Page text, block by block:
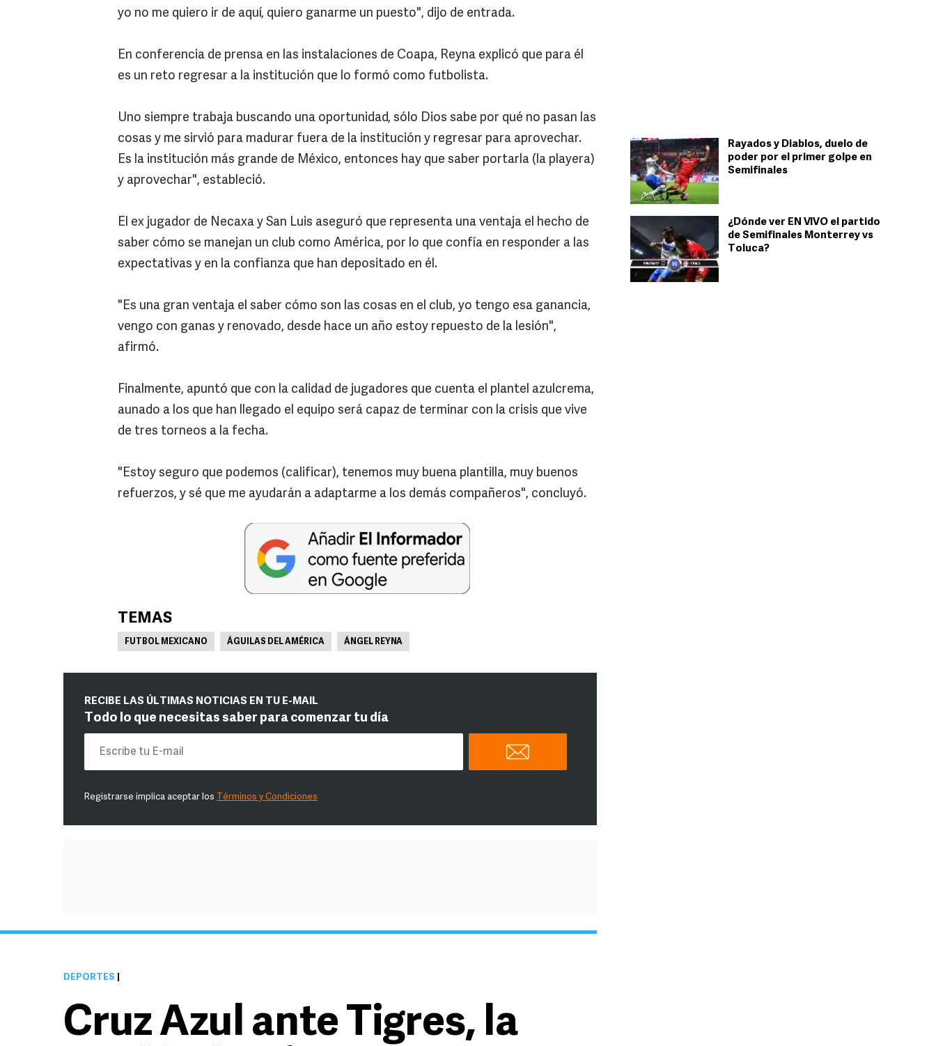
Rayados y Diablos, duelo de
poder por el primer golpe en
Semifinales
¿Dónde ver EN VIVO el partido
de Semifinales Monterrey vs
Toluca?
yo no me quiero ir de aquí, quiero ganarme un puesto", dijo de entrada.
En conferencia de prensa en las instalaciones de Coapa, Reyna explicó que para él
es un reto regresar a la institución que lo formó como futbolista.
Uno siempre trabaja buscando una oportunidad, sólo Dios sabe por qué no pasan las
cosas y me sirvió para madurar fuera de la institución y regresar para aprovechar.
Es la institución más grande de México, entonces hay que saber portarla (la playera)
y aprovechar", estableció.
El ex jugador de Necaxa y San Luis aseguró que representa una ventaja el hecho de
saber cómo se manejan un club como América, por lo que confía en responder a las
expectativas y en la confianza que han depositado en él.
"Es una gran ventaja el saber cómo son las cosas en el club, yo tengo esa ganancia,
vengo con ganas y renovado, desde hace un año estoy repuesto de la lesión",
afirmó.
Finalmente, apuntó que con la calidad de jugadores que cuenta el plantel azulcrema,
aunado a los que han llegado el equipo será capaz de terminar con la crisis que vive
de tres torneos a la fecha.
"Estoy seguro que podemos (calificar), tenemos muy buena plantilla, muy buenos
refuerzos, y sé que me ayudarán a adaptarme a los demás compañeros", concluyó.
TEMAS
FUTBOL MEXICANO ÁGUILAS DEL AMÉRICA ÁNGEL REYNA
RECIBE LAS ÚLTIMAS NOTICIAS EN TU E-MAIL
Todo lo que necesitas saber para comenzar tu día
Registrarse implica aceptar los Términos y Condiciones
DEPORTES
Cruz Azul ante Tigres, la